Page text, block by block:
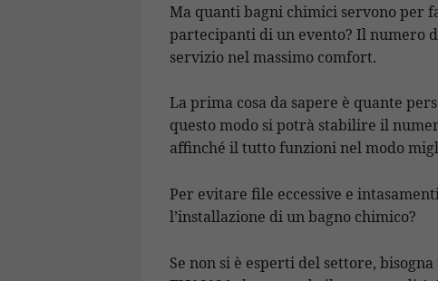
Ma quanti bagni chimici servono per
partecipanti di un evento? Il numero
servizio nel massimo comfort.
La prima cosa da sapere è quante
questo modo si potrà stabilire il
affinché il tutto funzioni nel modo
Per evitare file eccessive e
l’installazione di un bagno chimico?
Se non si è esperti del settore,